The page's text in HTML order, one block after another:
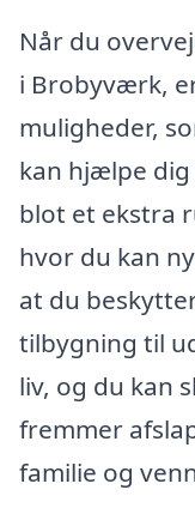
Når du
i Brobyværk,
muligheder,
kan hjælpe dig
blot et ekstra
hvor du kan
at du
tilbygning til
liv, og du kan
fremmer
familie og